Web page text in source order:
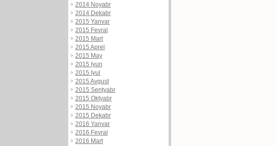
2014 Noyabr
2014 Dekabr
2015 Yanvar
2015 Fevral
2015 Mart
2015 Aprel
2015 May
2015 Iyun
2015 Iyul
2015 Avgust
2015 Sentyabr
2015 Oktyabr
2015 Noyabr
2015 Dekabr
2016 Yanvar
2016 Fevral
2016 Mart